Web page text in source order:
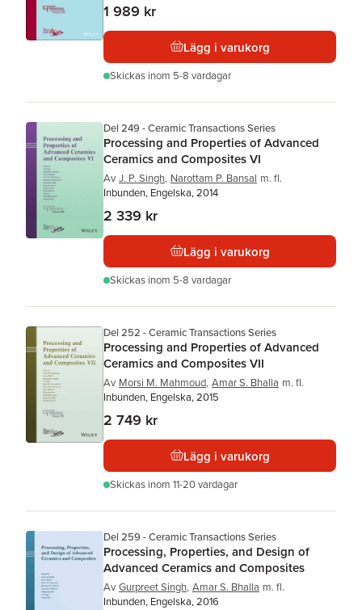
1 989 kr
Lägg i varukorg
Skickas inom 5-8 vardagar
Del 249 - Ceramic Transactions Series
Processing and Properties of Advanced
Ceramics and Composites VI
Av J. P. Singh, Narottam P. Bansal m. fl.
Inbunden, Engelska, 2014
2 339 kr
Lägg i varukorg
Skickas inom 5-8 vardagar
Del 252 - Ceramic Transactions Series
Processing and Properties of Advanced
Ceramics and Composites VII
Av Morsi M. Mahmoud, Amar S. Bhalla m. fl.
Inbunden, Engelska, 2015
2 749 kr
Lägg i varukorg
Skickas inom 11-20 vardagar
Del 259 - Ceramic Transactions Series
Processing, Properties, and Design of
Advanced Ceramics and Composites
Av Gurpreet Singh, Amar S. Bhalla m. fl.
Inbunden, Engelska, 2016